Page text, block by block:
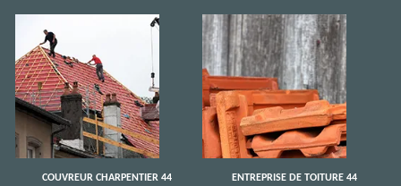
COUVREUR CHARPENTIER 44 ENTREPRISE DE TOITURE 44